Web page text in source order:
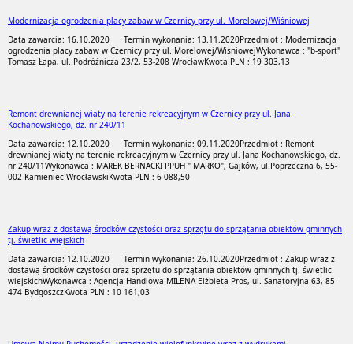
Modernizacja ogrodzenia placy zabaw w Czernicy przy ul. Morelowej/Wiśniowej
Data zawarcia: 16.10.2020 Termin wykonania: 13.11.2020Przedmiot : Modernizacja
ogrodzenia placy zabaw w Czernicy przy ul. Morelowej/WiśniowejWykonawca : "b-sport"
Tomasz Łapa, ul. Podróżnicza 23/2, 53-208 WrocławKwota PLN : 19 303,13
Remont drewnianej wiaty na terenie rekreacyjnym w Czernicy przy ul. Jana
Kochanowskiego, dz. nr 240/11
Data zawarcia: 12.10.2020 Termin wykonania: 09.11.2020Przedmiot : Remont
drewnianej wiaty na terenie rekreacyjnym w Czernicy przy ul. Jana Kochanowskiego, dz.
nr 240/11Wykonawca : MAREK BERNACKI PPUH " MARKO", Gajków, ul.Poprzeczna 6, 55-
002 Kamieniec WrocławskiKwota PLN : 6 088,50
Zakup wraz z dostawą środków czystości oraz sprzętu do sprzątania obiektów gminnych
tj. świetlic wiejskich
Data zawarcia: 12.10.2020 Termin wykonania: 26.10.2020Przedmiot : Zakup wraz z
dostawą środków czystości oraz sprzętu do sprzątania obiektów gminnych tj. świetlic
wiejskichWykonawca : Agencja Handlowa MILENA Elżbieta Pros, ul. Sanatoryjna 63, 85-
474 BydgoszczKwota PLN : 10 161,03